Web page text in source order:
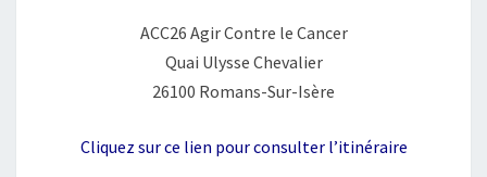
A
C
T
ACC26 Agir Contre le Cancer
Quai Ulysse Chevalier
26100 Romans-Sur-Isère
Cliquez sur ce lien pour consulter l’itinéraire